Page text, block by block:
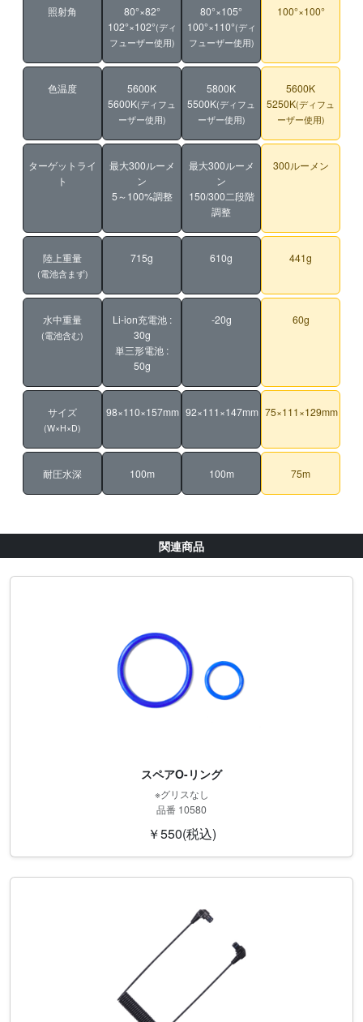
照射角
80°×82°
102°×102°(ディ
フューザー使用)
80°×105°
100°×110°(ディ
フューザー使用)
100°×100°
色温度
5600K
5600K(ディフュ
ーザー使用)
5800K
5500K(ディフュ
ーザー使用)
5600K
5250K(ディフュ
ーザー使用)
ターゲットライ
ト
最大300ルーメ
ン
5～100%調整
最大300ルーメ
ン
150/300二段階
調整
300ルーメン
陸上重量
(電池含まず)
715g 610g 441g
水中重量
(電池含む)
Li-ion充電池 :
30g
単三形電池 :
50g
-20g 60g
サイズ
(W×H×D)
98×110×157mm 92×111×147mm 75×111×129mm
耐圧水深 100m 100m 75m
関連商品
スペアO-リング
※グリスなし
品番 10580
￥550(税込)